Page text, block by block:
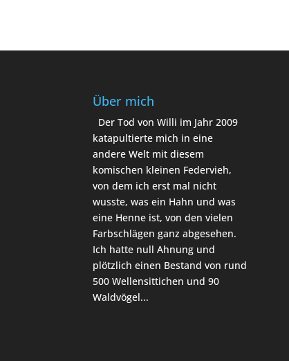
Über mich
Der Tod von Willi im Jahr 2009
katapultierte mich in eine
andere Welt mit diesem
komischen kleinen Federvieh,
von dem ich erst mal nicht
wusste, was ein Hahn und was
eine Henne ist, von den vielen
Farbschlägen ganz abgesehen.
Ich hatte null Ahnung und
plötzlich einen Bestand von rund
500 Wellensittichen und 90
Waldvögel...